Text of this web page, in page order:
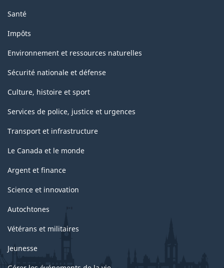
1950
des
Nations
Unies)
-
la
classification
Santé
Impôts
Environnement et ressources naturelles
Sécurité nationale et défense
Culture, histoire et sport
Services de police, justice et urgences
Transport et infrastructure
Le Canada et le monde
Argent et finance
Science et innovation
Autochtones
Vétérans et militaires
Jeunesse